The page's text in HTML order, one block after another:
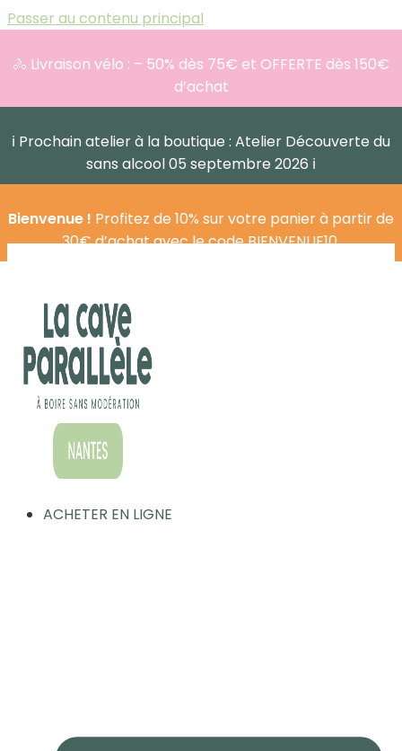
Passer au contenu principal
🚴 Livraison vélo : – 50% dès 75€ et OFFERTE dès 150€
d’achat
ℹ️ Prochain atelier à la boutique : Atelier Découverte du
sans alcool 05 septembre 2026 ℹ️
Bienvenue ! Profitez de 10% sur votre panier à partir de
30€ d’achat avec le code BIENVENUE10.
ACHETER EN LIGNE